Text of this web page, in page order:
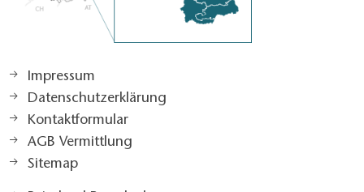
Impressum
Datenschutzerklärung
Kontaktformular
AGB Vermittlung
Sitemap